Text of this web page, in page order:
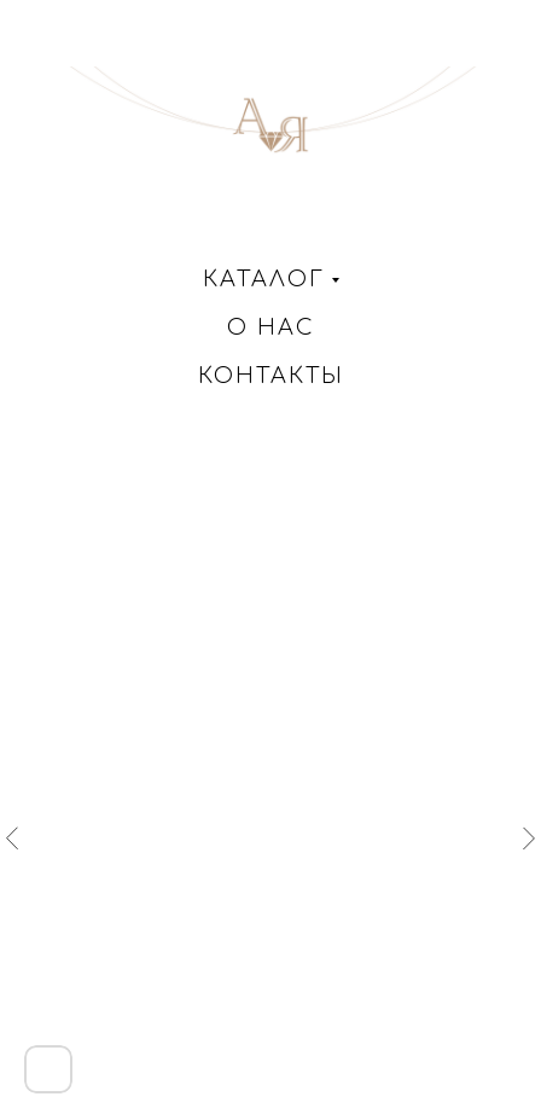
КАТАЛОГ
О НАС
КОНТАКТЫ